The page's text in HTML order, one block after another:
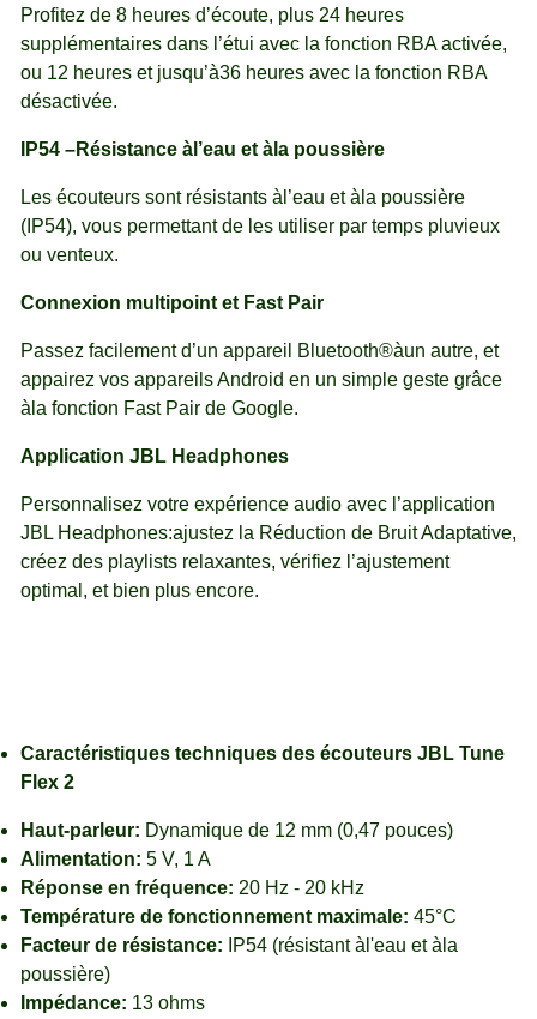
Profitez de 8 heures d’écoute, plus 24 heures
supplémentaires dans l’étui avec la fonction RBA activée,
ou 12 heures et jusqu’à36 heures avec la fonction RBA
désactivée.
IP54 –Résistance àl’eau et àla poussière
Les écouteurs sont résistants àl’eau et àla poussière
(IP54), vous permettant de les utiliser par temps pluvieux
ou venteux.
Connexion multipoint et Fast Pair
Passez facilement d’un appareil Bluetooth®àun autre, et
appairez vos appareils Android en un simple geste grâce
àla fonction Fast Pair de Google.
Application JBL Headphones
Personnalisez votre expérience audio avec l’application
JBL Headphones:ajustez la Réduction de Bruit Adaptative,
créez des playlists relaxantes, vérifiez l’ajustement
optimal, et bien plus encore.
Caractéristiques techniques des écouteurs JBL Tune
Flex 2
Haut-parleur: Dynamique de 12 mm (0,47 pouces)
Alimentation: 5 V, 1 A
Réponse en fréquence: 20 Hz - 20 kHz
Température de fonctionnement maximale: 45°C
Facteur de résistance: IP54 (résistant àl'eau et àla
poussière)
Impédance: 13 ohms